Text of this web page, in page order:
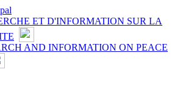
ET D'INFORMATION SUR LA
AND INFORMATION ON PEACE